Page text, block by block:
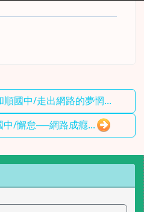
順國中/走出網路的夢惘...
中/懈怠──網路成癮...